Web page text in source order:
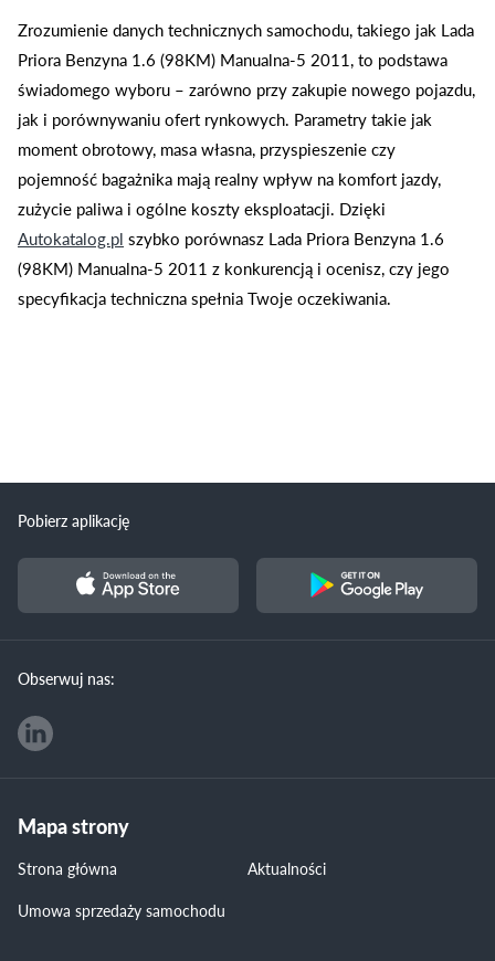
Zrozumienie danych technicznych samochodu, takiego jak Lada
Priora Benzyna 1.6 (98KM) Manualna-5 2011, to podstawa
świadomego wyboru – zarówno przy zakupie nowego pojazdu,
jak i porównywaniu ofert rynkowych. Parametry takie jak
moment obrotowy, masa własna, przyspieszenie czy
pojemność bagażnika mają realny wpływ na komfort jazdy,
zużycie paliwa i ogólne koszty eksploatacji. Dzięki
Autokatalog.pl szybko porównasz Lada Priora Benzyna 1.6
(98KM) Manualna-5 2011 z konkurencją i ocenisz, czy jego
specyfikacja techniczna spełnia Twoje oczekiwania.
Pobierz aplikację
Obserwuj nas:
Mapa strony
Strona główna
Aktualności
Umowa sprzedaży samochodu